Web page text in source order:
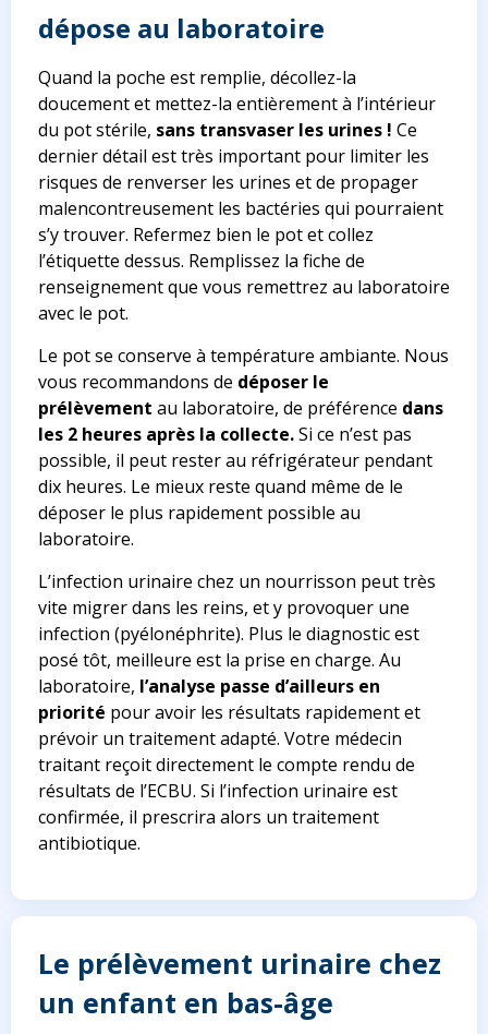
dépose au laboratoire
Quand la poche est remplie, décollez-la
doucement et mettez-la entièrement à l’intérieur
du pot stérile, sans transvaser les urines ! Ce
dernier détail est très important pour limiter les
risques de renverser les urines et de propager
malencontreusement les bactéries qui pourraient
s’y trouver. Refermez bien le pot et collez
l’étiquette dessus. Remplissez la fiche de
renseignement que vous remettrez au laboratoire
avec le pot.
Le pot se conserve à température ambiante. Nous
vous recommandons de déposer le
prélèvement au laboratoire, de préférence dans
les 2 heures après la collecte.Si ce n’est pas
possible, il peut rester au réfrigérateur pendant
dix heures. Le mieux reste quand même de le
déposer le plus rapidement possible au
laboratoire.
L’infection urinaire chez un nourrisson peut très
vite migrer dans les reins, et y provoquer une
infection (pyélonéphrite). Plus le diagnostic est
posé tôt, meilleure est la prise en charge. Au
laboratoire, l’analyse passe d’ailleurs en
priorité pour avoir les résultats rapidement et
prévoir un traitement adapté. Votre médecin
traitant reçoit directement le compte rendu de
résultats de l’ECBU. Si l’infection urinaire est
confirmée, il prescrira alors un traitement
antibiotique.
Le prélèvement urinaire chez
un enfant en bas-âge